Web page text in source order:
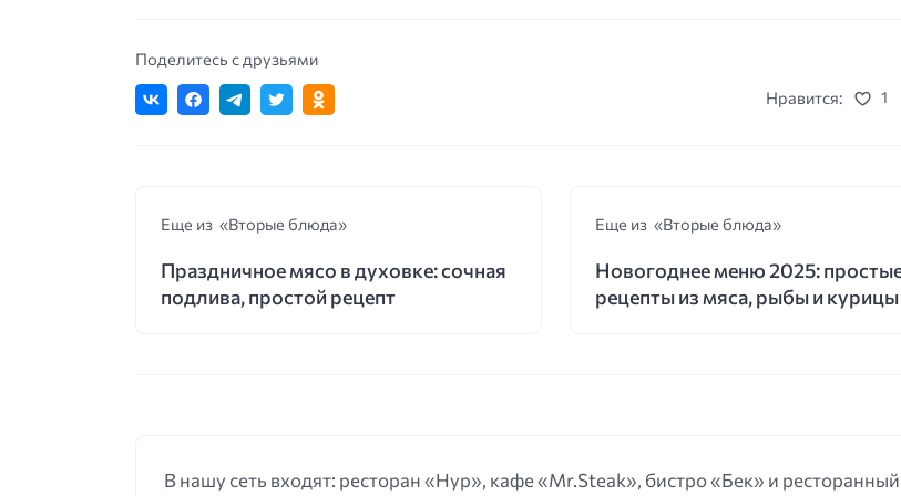
Поделитесь с друзьями
Нравится:
1
Еще из «Вторые блюда»
Праздничное мясо в духовке: сочная
подлива, простой рецепт
Еще из «Вторые блюда»
Новогоднее меню 2025:
рецепты из мяса, рыбы и курицы
В нашу сеть входят: ресторан «Нур», кафе «Mr.Steak», бистро «Бек» и ресторанный